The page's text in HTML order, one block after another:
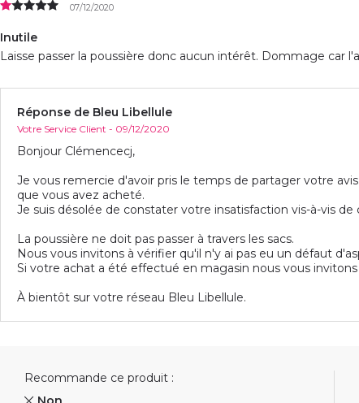
07/12/2020
Inutile
Laisse passer la poussière donc aucun intérêt. Dommage car
Réponse de Bleu Libellule
Votre Service Client - 09/12/2020
Bonjour Clémencecj,
Je vous remercie d'avoir pris le temps de partager votre
que vous avez acheté.
Je suis désolée de constater votre insatisfaction vis-à-vis de
La poussière ne doit pas passer à travers les sacs.
Nous vous invitons à vérifier qu'il n'y ai pas eu un défaut
Si votre achat a été effectué en magasin nous vous
À bientôt sur votre réseau Bleu Libellule.
Recommande ce produit :